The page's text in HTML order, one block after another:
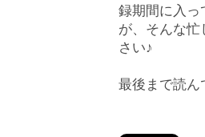
録期間に入っ
が、そんな
さい♪
最後まで読ん